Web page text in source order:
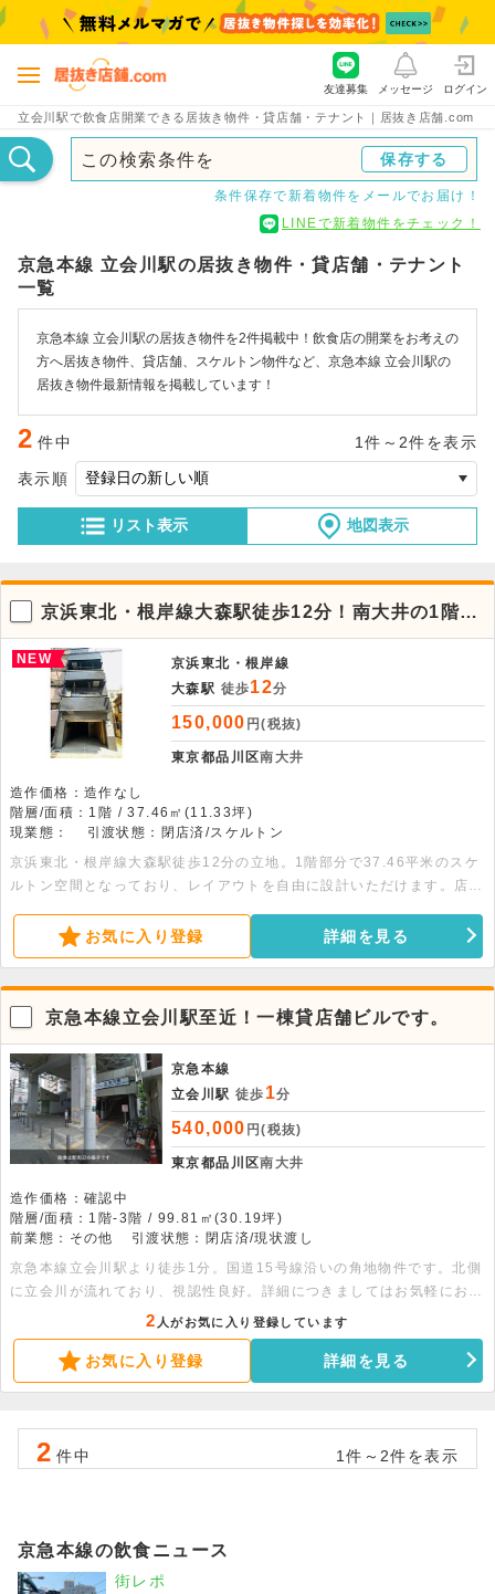
立会川駅で飲食店開業できる居抜き物件・貸店舗・テナント｜居抜き店舗.com
友達募集 メッセージ ログイン
この検索条件を 保存する
条件保存で新着物件をメールでお届け！
LINEで新着物件をチェック！
京急本線 立会川駅の居抜き物件・貸店舗・テナント
一覧
京急本線 立会川駅の居抜き物件を2件掲載中！飲食店の開業をお考えの
方へ居抜き物件、貸店舗、スケルトン物件など、京急本線 立会川駅の
居抜き物件最新情報を掲載しています！
2 件中 1件～2件を表示
リスト表示 地図表示
表示順
京浜東北・根岸線大森駅徒歩12分！南大井の1階店
舗物件。
NEW
京浜東北・根岸線
大森駅 徒歩12分
150,000 円(税抜)
東京都品川区南大井
造作価格：造作なし
階層/面積：1階 / 37.46㎡(11.33坪)
現業態：
引渡状態：閉店済/スケルトン
京浜東北・根岸線大森駅徒歩12分の立地。1階部分で37.46平米のスケ
ルトン空間となっており、レイアウトを自由に設計いただけます。店舗
問い合わせください。
お気に入り登録 詳細を見る
京急本線立会川駅至近！一棟貸店舗ビルです。
京急本線
立会川駅 徒歩 1分
540,000 円(税抜)
東京都品川区南大井
造作価格：確認中
階層/面積：1階-3階 / 99.81㎡(30.19坪)
前業態：その他
引渡状態：閉店済/現状渡し
京急本線立会川駅より徒歩1分。国道15号線沿いの角地物件です。北側
に立会川が流れており、視認性良好。詳細につきましてはお気軽にお問
い合わせください。※面積：各階33.27平米
2 人がお気に入り登録しています
お気に入り登録 詳細を見る
2 件中 1件～2件を表示
京急本線の飲食ニュース
街レポ